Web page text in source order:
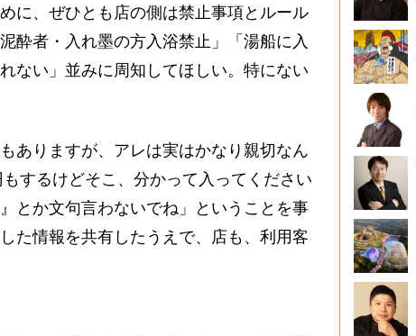
に、ぜひとも店の側は禁止事項とルール
酔者・入れ墨の方入浴禁止」「湯船に入
ない」並みに周知してほしい。特にない
ありますが、アレは実はかなり親切なん
するけどそこ、分かって入ってください
とか文句言わないでね」ということを事
た情報を共有したうえで、店も、利用客